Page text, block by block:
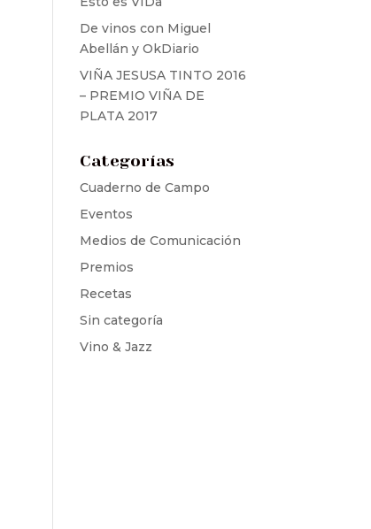
De vinos con Miguel
Abellán y OkDiario
VIÑA JESUSA TINTO 2016
– PREMIO VIÑA DE
PLATA 2017
Categorías
Cuaderno de Campo
Eventos
Medios de Comunicación
Premios
Recetas
Sin categoría
Vino & Jazz